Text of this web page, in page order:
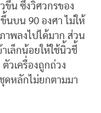
ขึ้น ซึ่งวิศวกรของ
นบน 90 องศา ไม่ให้
าพลงไปได้มาก ส่วน
เล็กน้อยให้ใช้นิ้วชี้
วเครื่องถูกถ่วง
ดหลักไม่ยกตามมา